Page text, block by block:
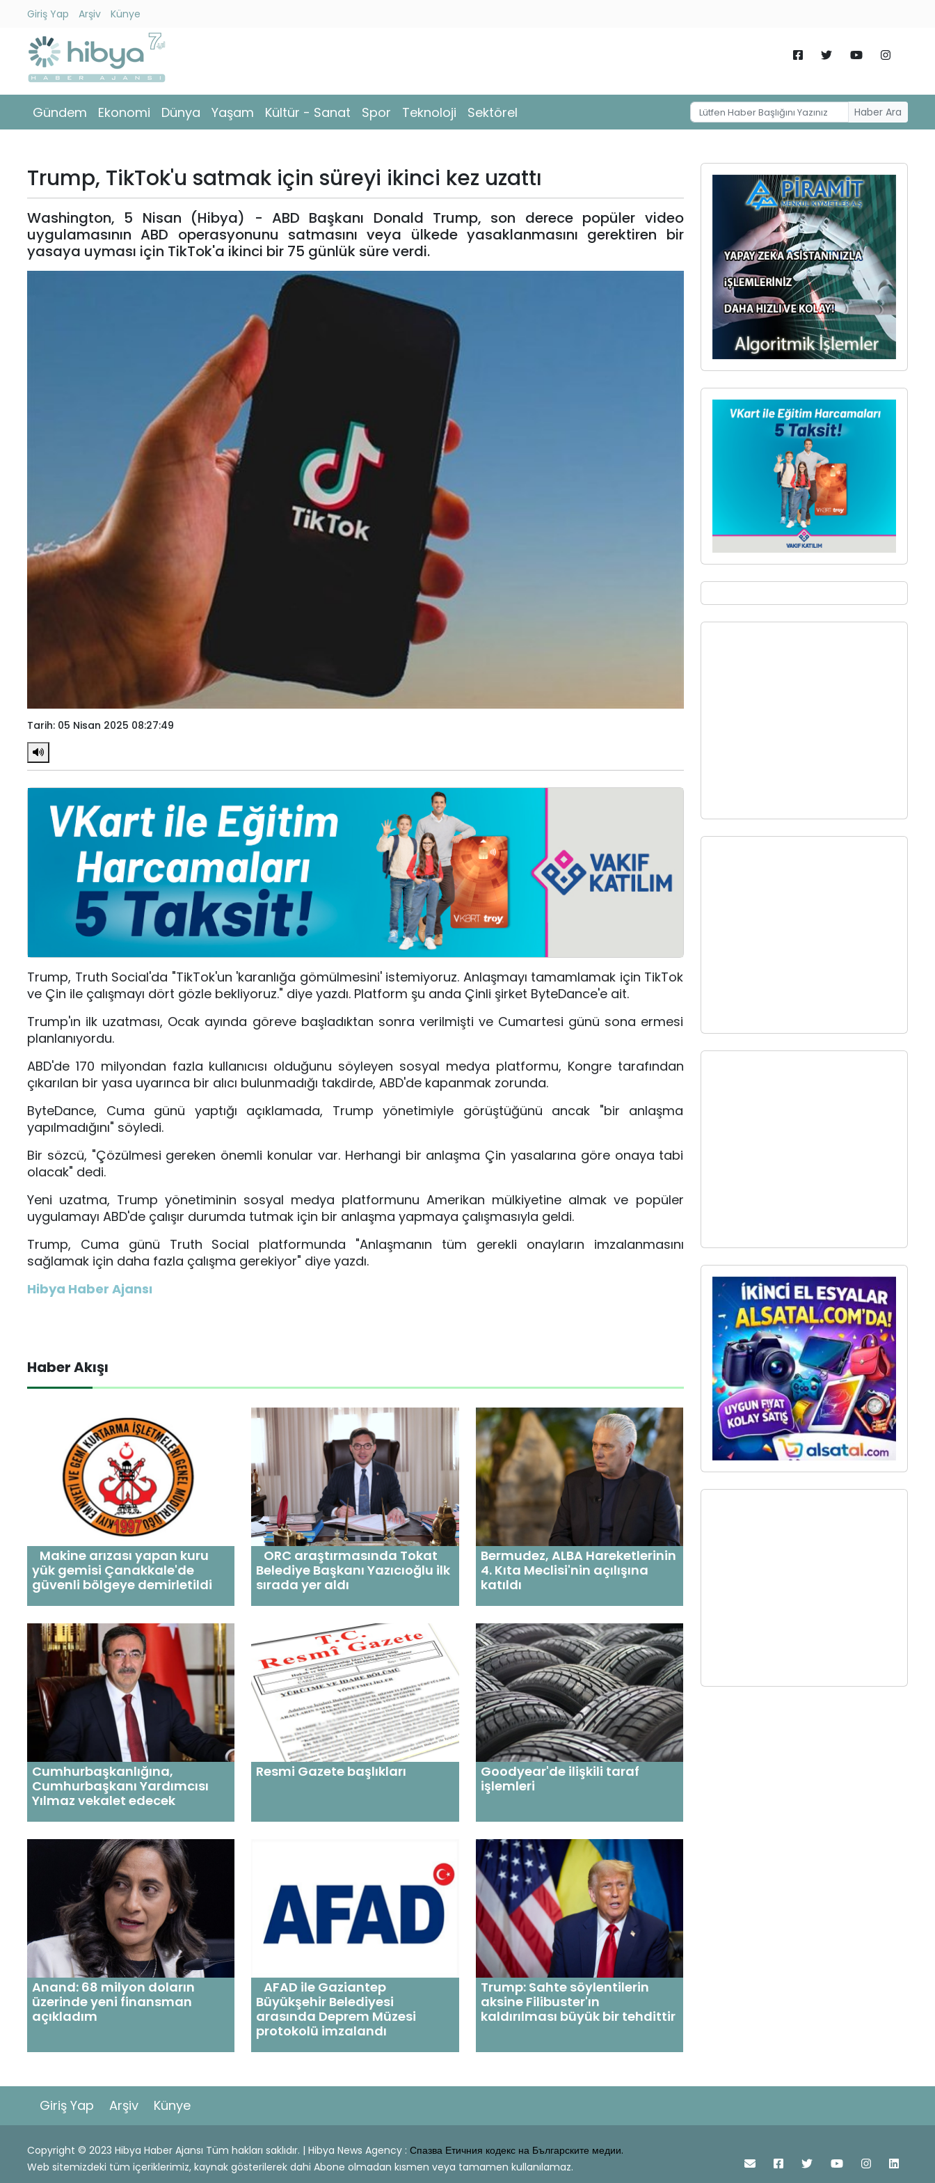
Giriş Yap Arşiv Künye
Gündem Ekonomi Dünya Yaşam Kültür - Sanat Spor Teknoloji Sektörel Haber Ara
Gündem
Ekonomi
Yaşam
Kültür
Sanat
Trump, TikTok'u satmak için süreyi ikinci kez uzattı
Washington, 5 Nisan (Hibya) - ABD Başkanı Donald Trump, son derece popüler video
uygulamasının ABD operasyonunu satmasını veya ülkede yasaklanmasını gerektiren bir
yasaya uyması için TikTok'a ikinci bir 75 günlük süre verdi.
Tarih: 05 Nisan 2025 08:27:49
Trump, Truth Social'da "TikTok'un 'karanlığa gömülmesini' istemiyoruz. Anlaşmayı tamamlamak için TikTok
ve Çin ile çalışmayı dört gözle bekliyoruz." diye yazdı. Platform şu anda Çinli şirket ByteDance'e ait.
Trump'ın ilk uzatması, Ocak ayında göreve başladıktan sonra verilmişti ve Cumartesi günü sona ermesi
planlanıyordu.
ABD'de 170 milyondan fazla kullanıcısı olduğunu söyleyen sosyal medya platformu, Kongre tarafından
çıkarılan bir yasa uyarınca bir alıcı bulunmadığı takdirde, ABD'de kapanmak zorunda.
ByteDance, Cuma günü yaptığı açıklamada, Trump yönetimiyle görüştüğünü ancak "bir anlaşma
yapılmadığını" söyledi.
Bir sözcü, "Çözülmesi gereken önemli konular var. Herhangi bir anlaşma Çin yasalarına göre onaya tabi
olacak" dedi.
Yeni uzatma, Trump yönetiminin sosyal medya platformunu Amerikan mülkiyetine almak ve popüler
uygulamayı ABD'de çalışır durumda tutmak için bir anlaşma yapmaya çalışmasıyla geldi.
Trump, Cuma günü Truth Social platformunda "Anlaşmanın tüm gerekli onayların imzalanmasını
sağlamak için daha fazla çalışma gerekiyor" diye yazdı.
Hibya Haber Ajansı
Haber Akışı
Makine arızası yapan kuru
yük gemisi Çanakkale'de
güvenli bölgeye demirletildi
ORC araştırmasında Tokat
Belediye Başkanı Yazıcıoğlu ilk
sırada yer aldı
Bermudez, ALBA Hareketlerinin
4. Kıta Meclisi'nin açılışına
katıldı
Cumhurbaşkanlığına,
Cumhurbaşkanı Yardımcısı
Yılmaz vekalet edecek
Resmi Gazete başlıkları
Goodyear'de ilişkili taraf
işlemleri
Anand: 68 milyon doların
üzerinde yeni finansman
açıkladım
AFAD ile Gaziantep
Büyükşehir Belediyesi
arasında Deprem Müzesi
protokolü imzalandı
Trump: Sahte söylentilerin
aksine Filibuster'ın
kaldırılması büyük bir tehdittir
Giriş Yap Arşiv Künye
Copyright © 2023 Hibya Haber Ajansı Tüm hakları saklıdır. | Hibya News Agency : Спазва Етичния кодекс на Българските медии.
Web sitemizdeki tüm içeriklerimiz, kaynak gösterilerek dahi Abone olmadan kısmen veya tamamen kullanılamaz.